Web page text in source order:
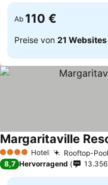
Ab 110 €
Preise von 21 Websites
4 Sterne Hotel Rooftop-
Margaritaville
8,7 Hervorragend 13.356